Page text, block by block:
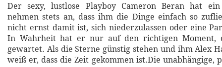
Der sexy, lustlose Playboy Cameron Beran hat
nehmen stets an, dass ihm die Dinge einfach so
nicht ernst damit ist, sich niederzulassen oder eine
In Wahrheit hat er nur auf den richtigen Moment,
gewartet. Als die Sterne günstig stehen und ihm Alex
weiß er, dass die Zeit gekommen ist.Die unabhängige,